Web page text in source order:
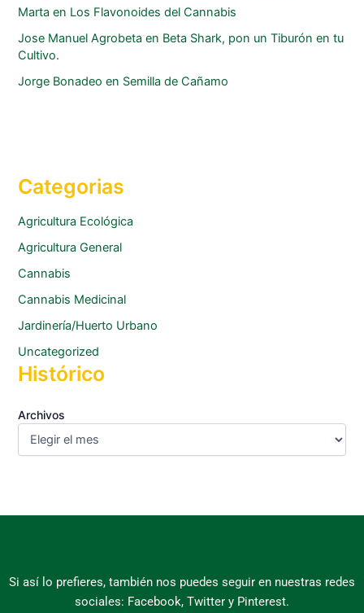
Marta en Los Flavonoides del Cannabis
Jose Manuel Agrobeta en Beta Shark, pon un Tiburón en tu
Cultivo.
Jorge Bonadeo en Semilla de Cañamo
Categorias
Agricultura Ecológica
Agricultura General
Cannabis
Cannabis Medicinal
Jardinería/Huerto Urbano
Uncategorized
Histórico
Archivos
Si así lo prefieres, también nos puedes seguir en nuestras redes
sociales: Facebook, Twitter y Pinterest.